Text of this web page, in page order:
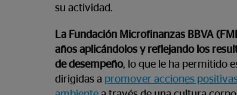
su actividad.
La Fundación Microfinanzas BBVA
años aplicándolos y reflejando los
de desempeño, lo que le ha permitido
dirigidas a promover acciones